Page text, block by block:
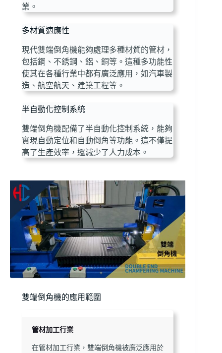
業。
多材質適應性
現代雙端倒角機能夠處理多種材質的管材，
包括鋼、不銹鋼、鋁、銅等。這種多功能性
使其在各種行業中都有廣泛應用，如汽車製
造、航空航天、建築工程等。
半自動化控制系統
雙端倒角機配備了半自動化控制系統，能夠
實現自動定位和自動倒角等功能。這不僅提
高了生產效率，還減少了人力成本。
雙端倒角機的應用範圍
管材加工行業
在管材加工行業，雙端倒角機被廣泛應用於